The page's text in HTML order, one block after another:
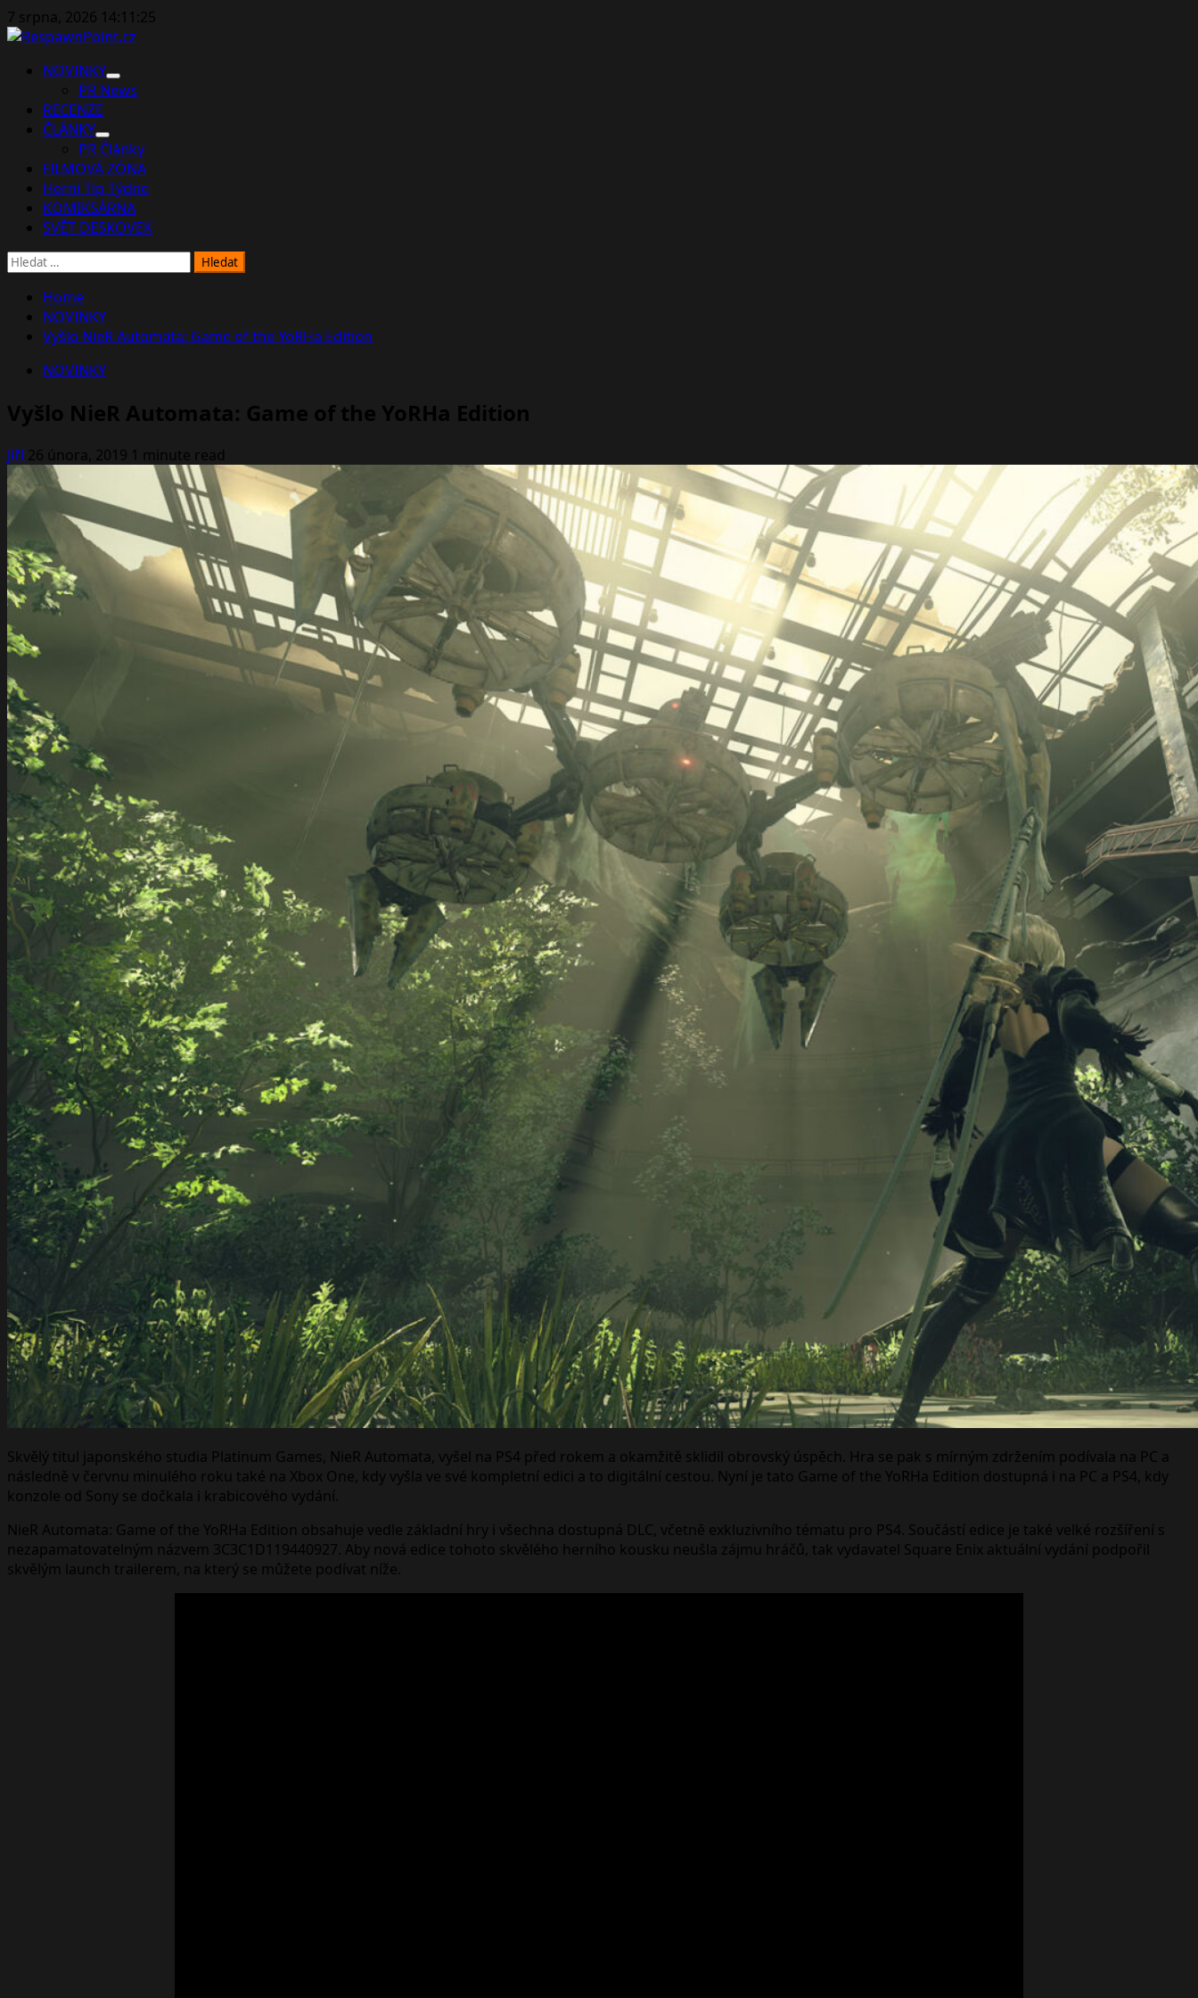
Skip
to
7 srpna, 2026 14:11:27
PrimaryNOVINKY
PR News
RECENZE
ČLÁNKY
PR Články
FILMOVÁ ZÓNA
Herní Tip Týdne
KOMIKSÁRNA
SVĚT DESKOVEK
Vyhledávání
Home
NOVINKY
Vyšlo NieR Automata: Game of the YoRHa Edition
NOVINKY
Vyšlo NieR Automata: Game of the YoRHa Edition
Jiří26 února, 2019 1 minute read
Skvělý titul japonského studia Platinum Games, NieR Automata, vyšel na PS4 před rokem a okamžitě sklidil obrovský úspěch. Hra se pak s mírným zdržením podívala na PC a
následně v červnu minulého roku také na Xbox One, kdy vyšla ve své kompletní edici a to digitální cestou. Nyní je tato Game of the YoRHa Edition dostupná i na PC a PS4, kdy
konzole od Sony se dočkala i krabicového vydání.
NieR Automata: Game of the YoRHa Edition obsahuje vedle základní hry i všechna dostupná DLC, včetně exkluzivního tématu pro PS4. Součástí edice je také velké rozšíření s
nezapamatovatelným názvem 3C3C1D119440927. Aby nová edice tohoto skvělého herního kousku neušla zájmu hráčů, tak vydavatel Square Enix aktuální vydání podpořil
skvělým launch trailerem, na který se můžete podívat níže.